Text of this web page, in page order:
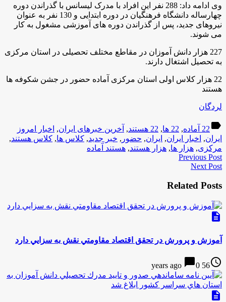
وی ادامه داد: 288 نفر این افراد با مدرک لیسانس با گذراندن دوره
چهارساله دانشگاه فرهنگیان در دوره ابتدایی و 130 نفر به عنوان
نیروهای جدید، پس از گذراندن دوره های آموزشی مشغول به کار
می شوند.
227 هزار دانش آموزان در مقاطع مختلف تحصیلی در استان مرکزی
به تحصیل اشتغال دارند.
22 هزار کلاس اولی استان مرکزی آماده حضور در جشن شکوفه ها
هستند
لردگان
label 22 آماده , 22 ها , 22 هستند , آخرین خبرهای ایران, اخبار امروز
ایران, اخبار ایران, ایران, حضور , خبر جدید, کلاس ها, کلاس هستند,
مرکزی, هزار ها, هزار هستند, هستند آماده
Previous Post
Next Post
Related Posts
description
آموزش و پرورش در تحقق اقتصاد مقاومتي نقش به سزايي دارد
access_time
56 years ago
chat_bubble0
description